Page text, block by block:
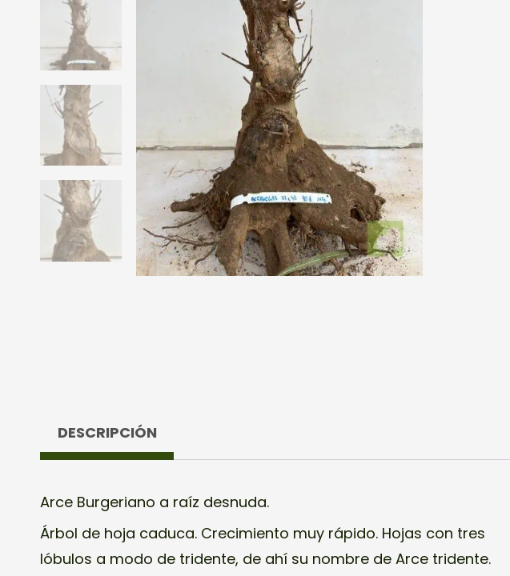
DESCRIPCIÓN
Arce Burgeriano a raíz desnuda.
Árbol de hoja caduca. Crecimiento muy rápido. Hojas con tres
lóbulos a modo de tridente, de ahí su nombre de Arce tridente.